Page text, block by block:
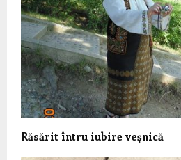
Răsărit întru iubire veșnică